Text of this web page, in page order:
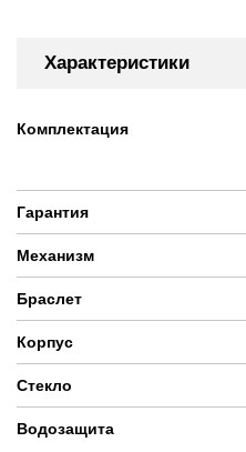
Характеристики
Комплектация
Гарантия
Механизм
Браслет
Корпус
Стекло
Водозащита